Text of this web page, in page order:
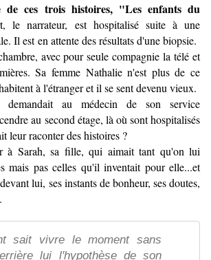
de ces trois histoires, "Les enfants du
le narrateur, est hospitalisé suite à une
Il est en attente des résultats d'une biopsie.
avec pour seule compagnie la télé et
Sa femme Nathalie n'est plus de ce
à l'étranger et il se sent devenu vieux.
au médecin de son service
au second étage, là où sont hospitalisés
leur raconter des histoires ?
à Sarah, sa fille, qui aimait tant qu'on lui
mais pas celles qu'il inventait pour elle...et
lui, ses instants de bonheur, ses doutes,
sait vivre le moment sans
lui l'hypothèse de son